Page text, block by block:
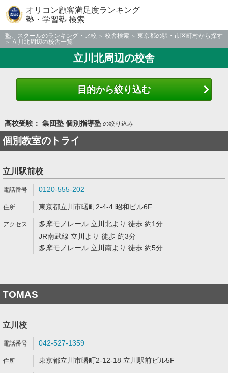
オリコン顧客満足度ランキング
塾・学習塾 検索
塾、スクールのランキング・比較 校舎検索
東京都の駅・市区町村から探す
立川北周辺の校舎一覧
立川北周辺の校舎
目的から絞り込む
高校受験： 集団塾 個別指導塾の絞り込み
個別教室のトライ
立川駅前校
0120-555-202
東京都立川市曙町2-4-4 昭和ビル6F
多摩モノレール 立川北より 徒歩 約1分
JR南武線 立川より 徒歩 約3分
多摩モノレール 立川南より 徒歩 約5分
TOMAS
立川校
042-527-1359
東京都立川市曙町2-12-18 立川駅前ビル5F